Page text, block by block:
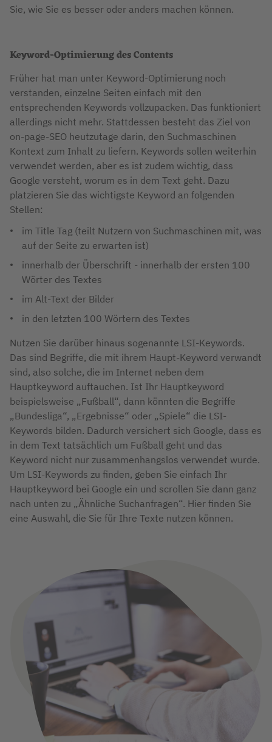
Sie, wie Sie es besser oder anders machen können.
Keyword-Optimierung des Contents
Früher hat man unter Keyword-Optimierung noch
verstanden, einzelne Seiten einfach mit den
entsprechenden Keywords vollzupacken. Das funktioniert
allerdings nicht mehr. Stattdessen besteht das Ziel von
on-page-SEO heutzutage darin, den Suchmaschinen
Kontext zum Inhalt zu liefern. Keywords sollen weiterhin
verwendet werden, aber es ist zudem wichtig, dass
Google versteht, worum es in dem Text geht. Dazu
platzieren Sie das wichtigste Keyword an folgenden
Stellen:
im Title Tag (teilt Nutzern von Suchmaschinen mit, was
auf der Seite zu erwarten ist)
innerhalb der Überschrift - innerhalb der ersten 100
Wörter des Textes
im Alt-Text der Bilder
in den letzten 100 Wörtern des Textes
Nutzen Sie darüber hinaus sogenannte LSI-Keywords.
Das sind Begriffe, die mit ihrem Haupt-Keyword verwandt
sind, also solche, die im Internet neben dem
Hauptkeyword auftauchen. Ist Ihr Hauptkeyword
beispielsweise „Fußball“, dann könnten die Begriffe
„Bundesliga“, „Ergebnisse“ oder „Spiele“ die LSI-
Keywords bilden. Dadurch versichert sich Google, dass es
in dem Text tatsächlich um Fußball geht und das
Keyword nicht nur zusammenhangslos verwendet wurde.
Um LSI-Keywords zu finden, geben Sie einfach Ihr
Hauptkeyword bei Google ein und scrollen Sie dann ganz
nach unten zu „Ähnliche Suchanfragen“. Hier finden Sie
eine Auswahl, die Sie für Ihre Texte nutzen können.